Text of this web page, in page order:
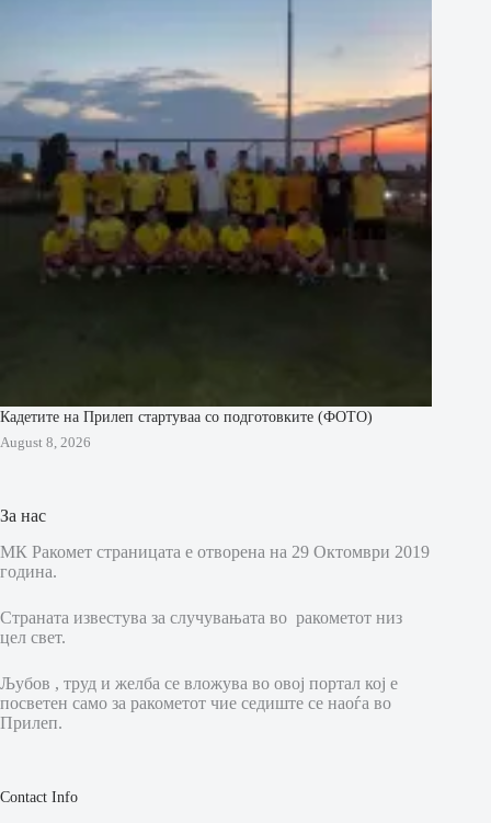
Кадетите на Прилеп стартуваа со подготовките (ФОТО)
August 8, 2026
За нас
МК Ракомет страницата е отворена на 29 Октомври 2019
година.
Страната известува за случувањата во ракометот низ
цел свет.
Љубов , труд и желба се вложува во овој портал кој е
посветен само за ракометот чие седиште се наоѓа во
Прилеп.
Contact Info